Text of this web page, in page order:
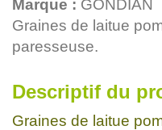
Marque : GONDIAN
Graines de laitue
paresseuse.
Descriptif du
Graines de laitue